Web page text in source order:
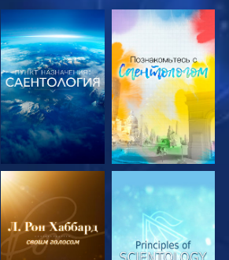
СМОТРЕТЬ
ПЕРЕДАЧИ
СМОТРЕТЬ
ПЕРЕДАЧИ